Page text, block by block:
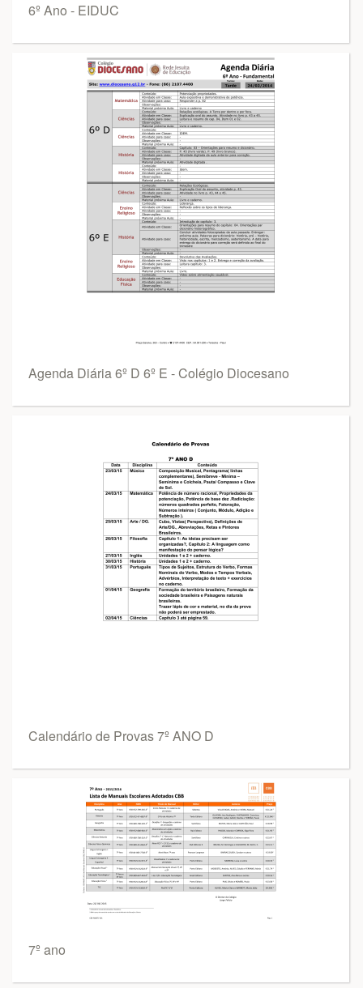
6º Ano - EIDUC
Agenda Diária 6º D 6º E - Colégio Diocesano
Calendário de Provas 7º ANO D
7º ano